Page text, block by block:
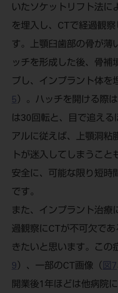
いたソケットリフト法に
を埋入し、CTで経過観
す。上顎臼歯部の骨が薄
ッチを形成した後、骨補
プし、インプラント体を
5 ）。ハッチを開ける際
は30回転と、目で追える
アルに従えば、上顎洞粘
トが迷入してしまうこと
安全に、可能な限り短時
です。
また、インプラント治療
過観察にCTが不可欠で
きたいと思います。この
9 ）、一部のCT画像（ 図7
開業後1年ほどは他病院